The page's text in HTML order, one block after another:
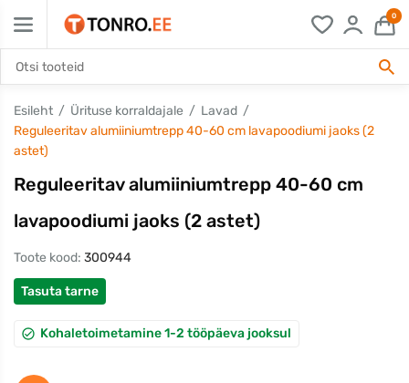
0
Esileht Ürituse korraldajale
Lavad
Reguleeritav alumiiniumtrepp 40-60 cm lavapoodiumi jaoks (2
astet)
Reguleeritav alumiiniumtrepp 40-60 cm
lavapoodiumi jaoks (2 astet)
Toote kood: 300944
Tasuta tarne
Kohaletoimetamine 1-2 tööpäeva jooksul